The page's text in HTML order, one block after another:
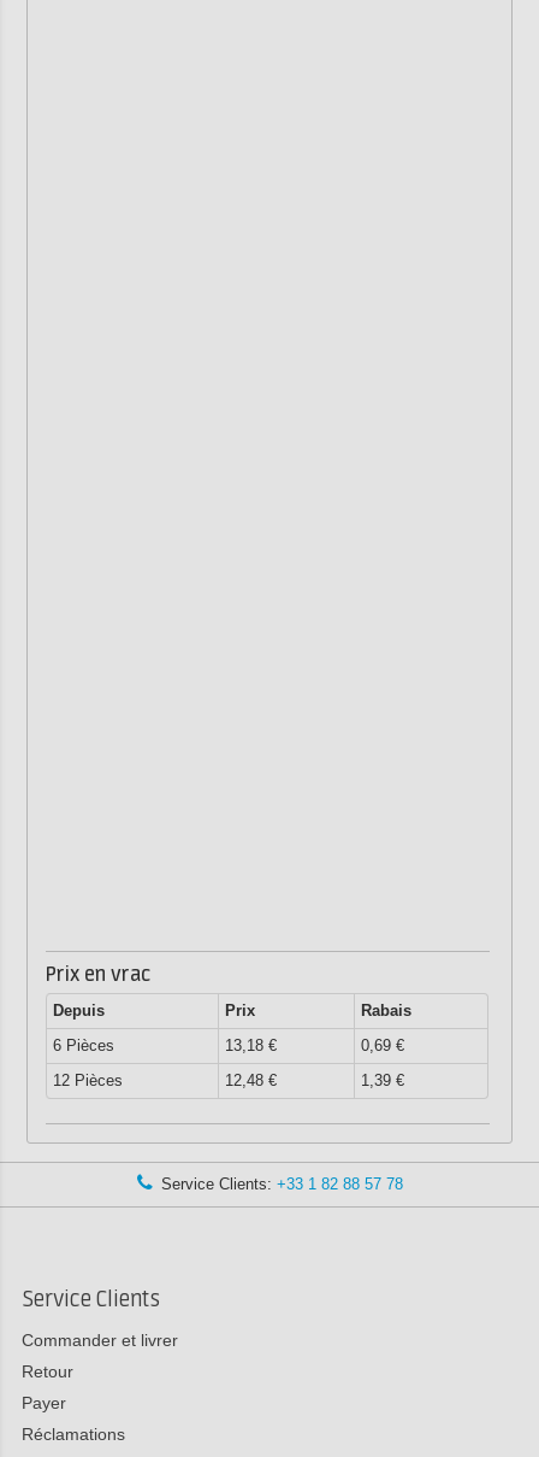
Prix en vrac
Depuis Prix
Rabais
6 Pièces
13,18 €
0,69 €
12 Pièces
12,48 € 1,39 €
Service Clients: +33 1 82 88 57 78
Service Clients
Commander et livrer
Retour
Payer
Réclamations